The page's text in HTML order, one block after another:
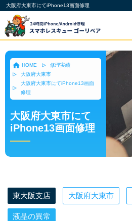
大阪府大東市にてiPhone13画面修理
HOME
修理実績
大阪府大東市
大阪府大東市にてiPhone13画面
修理
大阪府大東市にて
iPhone13画面修理
東大阪支店 大阪府大東市
液晶の異常